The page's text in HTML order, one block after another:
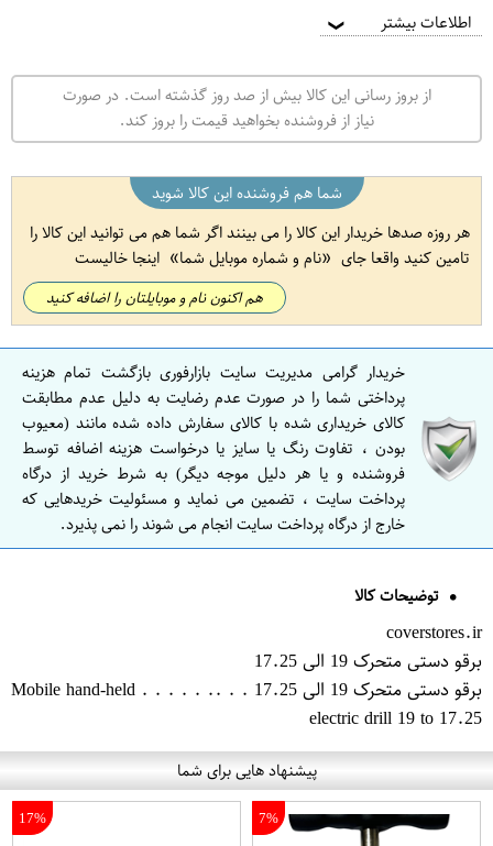
اطلاعات بیشتر ❯
از بروز رسانی این کالا بیش از صد روز گذشته است. در صورت
نیاز از فروشنده بخواهید قیمت را بروز کند.
شما هم فروشنده این کالا شوید
هر روزه صدها خریدار این کالا را می بینند اگر شما هم می توانید این کالا را
تامین کنید واقعا جای
نام و شماره موبایل شما اینجا خالیست
هم اکنون نام و موبایلتان را اضافه کنید
خریدار گرامی مدیریت سایت بازارفوری بازگشت تمام هزینه
پرداختی شما را در صورت عدم رضایت به دلیل عدم مطابقت
کالای خریداری شده با کالای سفارش داده شده مانند (معیوب
بودن ، تفاوت رنگ یا سایز یا درخواست هزینه اضافه توسط
فروشنده و یا هر دلیل موجه دیگر) به شرط خرید از درگاه
پرداخت سایت ، تضمین می نماید و مسئولیت خریدهایی که
خارج از درگاه پرداخت سایت انجام می شوند را نمی پذیرد.
توضیحات کالا
coverstores.ir
برقو دستی متحرک 19 الی 17.25
برقو دستی متحرک 19 الی 17.25 . . .. . . . . . Mobile ha​nd-held
electric drill 19 to 17.25
پیشنهاد هایی برای شما
7%
17%